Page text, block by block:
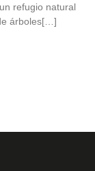
refugio natural
árboles[…]